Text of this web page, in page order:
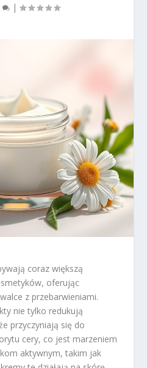
|
coraz większą
oferując
z przebarwieniami.
nie tylko redukują
przyczyniają się do
cery, co jest marzeniem
aktywnym, takim jak